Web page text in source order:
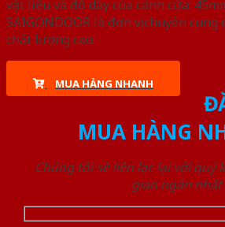
vật liệu và độ dày của cánh cửa:
SAIGONDOOR là đơn vị chuyên cung
chất lượng cao.
MUA HÀNG NHANH
MUA HÀNG
Chúng tôi sẽ liên lạc lại với quý
gian ngắn nhất